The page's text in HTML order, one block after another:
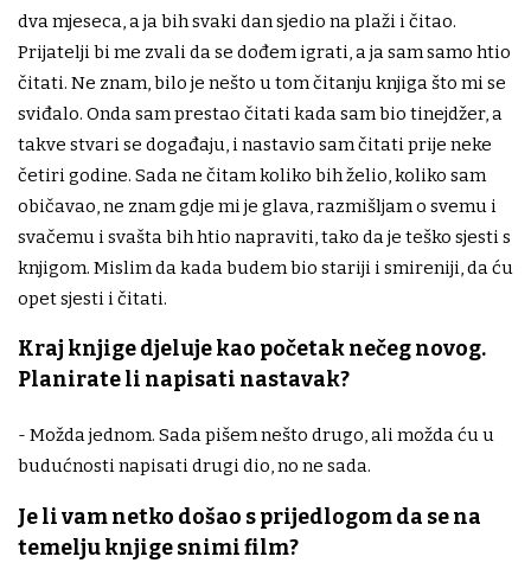
dva mjeseca, a ja bih svaki dan sjedio na plaži i čitao.
Prijatelji bi me zvali da se dođem igrati, a ja sam samo htio
čitati. Ne znam, bilo je nešto u tom čitanju knjiga što mi se
sviđalo. Onda sam prestao čitati kada sam bio tinejdžer, a
takve stvari se događaju, i nastavio sam čitati prije neke
četiri godine. Sada ne čitam koliko bih želio, koliko sam
običavao, ne znam gdje mi je glava, razmišljam o svemu i
svačemu i svašta bih htio napraviti, tako da je teško sjesti s
knjigom. Mislim da kada budem bio stariji i smireniji, da ću
opet sjesti i čitati.
Kraj knjige djeluje kao početak nečeg novog.
Planirate li napisati nastavak?
- Možda jednom. Sada pišem nešto drugo, ali možda ću u
budućnosti napisati drugi dio, no ne sada.
Je li vam netko došao s prijedlogom da se na
temelju knjige snimi film?